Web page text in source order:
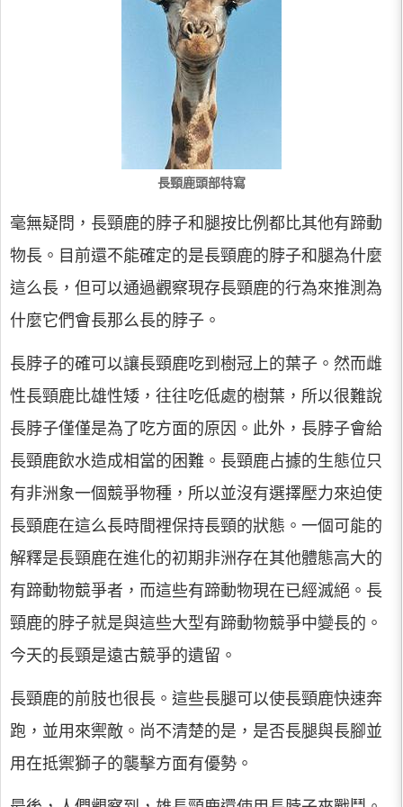
長頸鹿頭部特寫
毫無疑問，長頸鹿的脖子和腿按比例都比其他有蹄動
物長。目前還不能確定的是長頸鹿的脖子和腿為什麼
這么長，但可以通過觀察現存長頸鹿的行為來推測為
什麼它們會長那么長的脖子。
長脖子的確可以讓長頸鹿吃到樹冠上的葉子。然而雌
性長頸鹿比雄性矮，往往吃低處的樹葉，所以很難說
長脖子僅僅是為了吃方面的原因。此外，長脖子會給
長頸鹿飲水造成相當的困難。長頸鹿占據的生態位只
有非洲象一個競爭物種，所以並沒有選擇壓力來迫使
長頸鹿在這么長時間裡保持長頸的狀態。一個可能的
解釋是長頸鹿在進化的初期非洲存在其他體態高大的
有蹄動物競爭者，而這些有蹄動物現在已經滅絕。長
頸鹿的脖子就是與這些大型有蹄動物競爭中變長的。
今天的長頸是遠古競爭的遺留。
長頸鹿的前肢也很長。這些長腿可以使長頸鹿快速奔
跑，並用來禦敵。尚不清楚的是，是否長腿與長腳並
用在抵禦獅子的襲擊方面有優勢。